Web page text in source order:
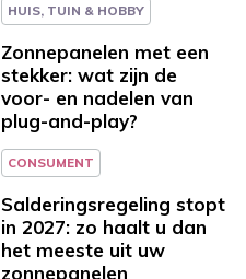
HUIS, TUIN & HOBBY
Zonnepanelen met een
stekker: wat zijn de
voor- en nadelen van
plug-and-play?
CONSUMENT
Salderingsregeling stopt
in 2027: zo haalt u dan
het meeste uit uw
zonnepanelen